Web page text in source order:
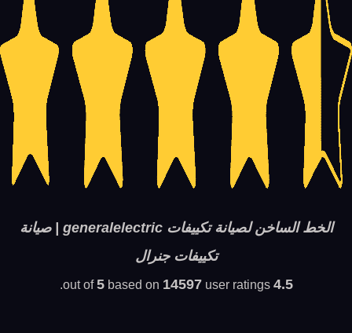
الخط الساخن لصيانة تكييفات generalelectric | صيانة
تكييفات جنرال
4.5
out of
5based on 14597user ratings.